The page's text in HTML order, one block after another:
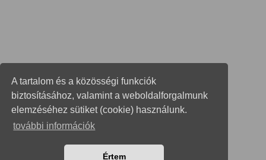
A tartalom és a közösségi funkciók
biztosításához, valamint a weboldalforgalmunk
elemzéséhez sütiket (cookie) használunk.
további információk
Értem